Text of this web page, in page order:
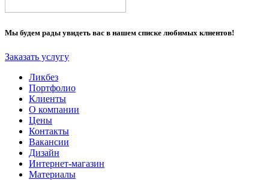
Мы будем рады увидеть вас в нашем списке любимых клиентов!
Заказать услугу
Ликбез
Портфолио
Клиенты
О компании
Цены
Контакты
Вакансии
Дизайн
Интернет-магазин
Материалы